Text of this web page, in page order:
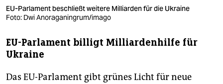
unterstützen
genossenschaft
epaper login
EU-Parlament beschließt weitere Milliarden für die Ukraine
Foto: Dwi Anoraganingrum/imago
EU-Parlament billigt Milliardenhilfe für
Ukraine
Das EU-Parlament gibt grünes Licht für neue